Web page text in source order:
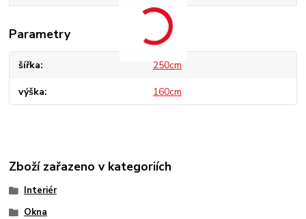
Parametry
šířka 250cm
výška 160cm
Zboží zařazeno v kategoriích
Interiér
Okna